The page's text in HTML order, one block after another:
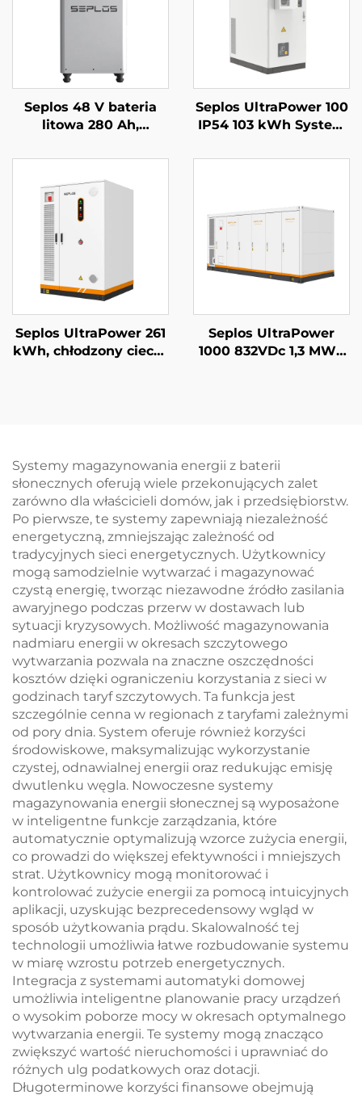
Seplos 48 V bateria
litowa 280 Ah,
magazynowania
energii dla domu, 51,2
V 14 kWh, bateria
litowo-żelazowo-
fosforanowa (LiFePO4)
Seplos UltraPower 100
IP54 103 kWh System
energii komercyjnej z
Off-Grid BESS
Seplos UltraPower 261
kWh, chłodzony cieczą
zarządzanie termiczne
dla przemysłowych
systemów
magazynowania
energii w
mikrosieciach
Seplos UltraPower
1000 832VDc 1,3 MWh
cieczowym Mikrosieci
BESS
Systemy magazynowania energii z baterii
słonecznych oferują wiele przekonujących zalet
zarówno dla właścicieli domów, jak i przedsiębiorstw.
Po pierwsze, te systemy zapewniają niezależność
energetyczną, zmniejszając zależność od
tradycyjnych sieci energetycznych. Użytkownicy
mogą samodzielnie wytwarzać i magazynować
czystą energię, tworząc niezawodne źródło zasilania
awaryjnego podczas przerw w dostawach lub
sytuacji kryzysowych. Możliwość magazynowania
nadmiaru energii w okresach szczytowego
wytwarzania pozwala na znaczne oszczędności
kosztów dzięki ograniczeniu korzystania z sieci w
godzinach taryf szczytowych. Ta funkcja jest
szczególnie cenna w regionach z taryfami zależnymi
od pory dnia. System oferuje również korzyści
środowiskowe, maksymalizując wykorzystanie
czystej, odnawialnej energii oraz redukując emisję
dwutlenku węgla. Nowoczesne systemy
magazynowania energii słonecznej są wyposażone
w inteligentne funkcje zarządzania, które
automatycznie optymalizują wzorce zużycia energii,
co prowadzi do większej efektywności i mniejszych
strat. Użytkownicy mogą monitorować i
kontrolować zużycie energii za pomocą intuicyjnych
aplikacji, uzyskując bezprecedensowy wgląd w
sposób użytkowania prądu. Skalowalność tej
technologii umożliwia łatwe rozbudowanie systemu
w miarę wzrostu potrzeb energetycznych.
Integracja z systemami automatyki domowej
umożliwia inteligentne planowanie pracy urządzeń
o wysokim poborze mocy w okresach optymalnego
wytwarzania energii. Te systemy mogą znacząco
zwiększyć wartość nieruchomości i uprawniać do
różnych ulg podatkowych oraz dotacji.
Długoterminowe korzyści finansowe obejmują